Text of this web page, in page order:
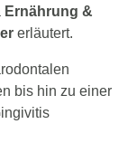
Ernährung &
erläutert.
bis hin zu einer